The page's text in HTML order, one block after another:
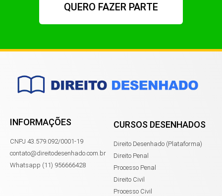
QUERO FAZER PARTE
INFORMAÇÕES
CNPJ 43.579.092/0001-19
contato@direitodesenhado.com.br
Whatsapp (11) 956666428
CURSOS DESENHADOS
Direito Desenhado (Plataforma)
Direito Penal
Processo Penal
Direito Civil
Processo Civil